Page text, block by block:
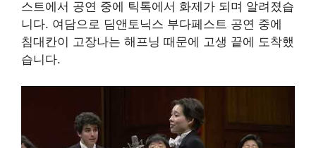
스트에서 공연 중에 틱톡에서 화제가 되며 알려졌습
니다. 여담으로 딤앤토닉스 부다페스트 공연 중에
침대칸이 고장나는 해프닝 때문에 고생 끝에 도착했
습니다.